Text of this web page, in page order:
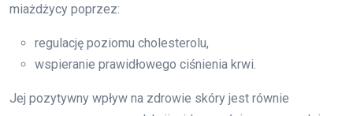
miażdżycy poprzez:
regulację poziomu cholesterolu,
wspieranie prawidłowego ciśnienia krwi.
Jej pozytywny wpływ na zdrowie skóry jest równie